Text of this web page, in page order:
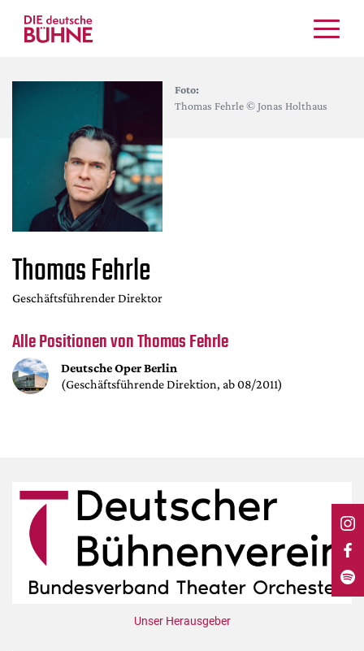
Schauspiel
Musiktheater
Tanz
Crossover
Bühnenwelt
Festivals & Veranstaltungen
Themen
Internationales
Medientipps
DdB-map
Kalender
Hefte
Alle Hefte
Leseproben
Podcast
Service
Foto:
Thomas Fehrle © Jonas Holthaus
Thomas Fehrle
Geschäftsführender Direktor
Alle Positionen von Thomas Fehrle
Deutsche Oper Berlin
(Geschäftsführende Direktion, ab 08/2011)
Unser Herausgeber